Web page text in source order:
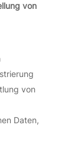
von
von
Daten,